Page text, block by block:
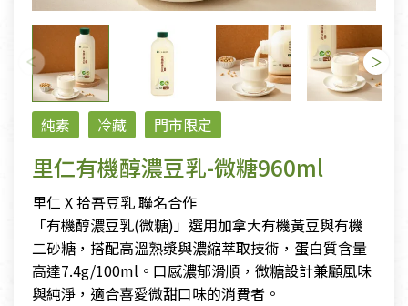
純素 冷藏 門市限定
里仁有機醇濃豆乳-微糖960ml
里仁 X 拾吾豆乳 聯名合作
「有機醇濃豆乳(微糖)」選用加拿大有機黃豆與有機
二砂糖，搭配高溫熟漿與濃縮萃取技術，蛋白質含量
高達7.4g/100ml。口感濃郁滑順，微糖設計兼顧風味
與純淨，適合喜愛微甜口味的消費者。